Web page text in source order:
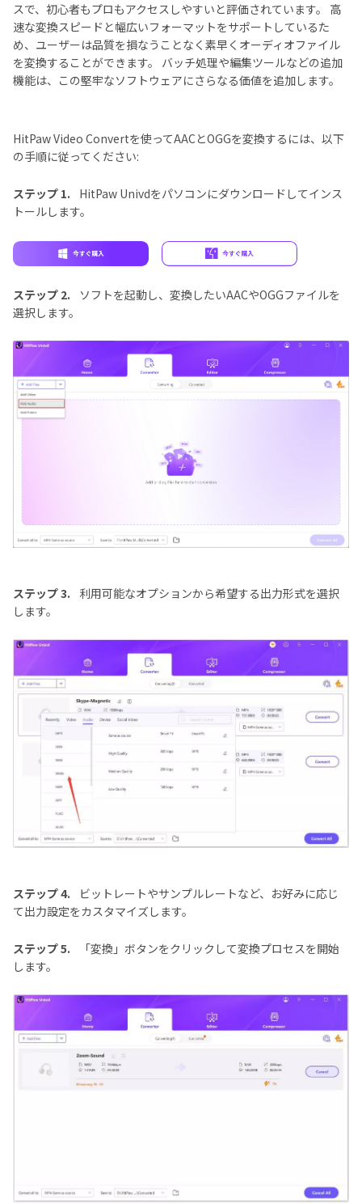
スで、初心者もプロもアクセスしやすいと評価されています。 高
速な変換スピードと幅広いフォーマットをサポートしているた
め、ユーザーは品質を損なうことなく素早くオーディオファイル
を変換することができます。 バッチ処理や編集ツールなどの追加
機能は、この堅牢なソフトウェアにさらなる価値を追加します。
HitPaw Video Convertを使ってAACとOGGを変換するには、以下
の手順に従ってください:
ステップ 1.
HitPaw Univdをパソコンにダウンロードしてインス
トールします。
ステップ 2.
ソフトを起動し、変換したいAACやOGGファイルを
選択します。
ステップ 3.
利用可能なオプションから希望する出力形式を選択
します。
ステップ 4.
ビットレートやサンプルレートなど、お好みに応じ
て出力設定をカスタマイズします。
ステップ 5.
「変換」ボタンをクリックして変換プロセスを開始
します。